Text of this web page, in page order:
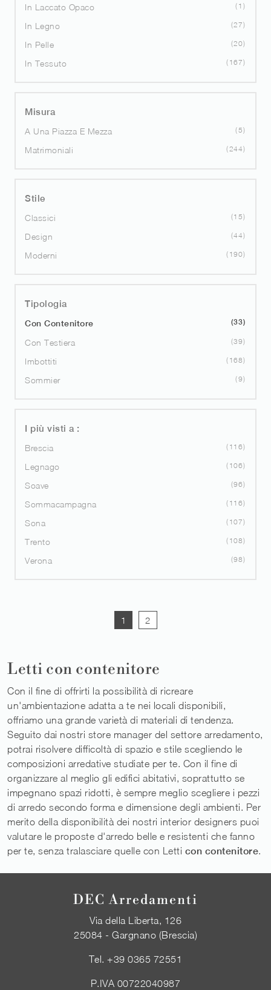
In Laccato Opaco 1
In Legno 27
In Pelle 20
In Tessuto 167
Misura
A Una Piazza E Mezza
5
Matrimoniali 244
Stile
Classici
15
Design 44
Moderni 190
Tipologia
Con Contenitore 33
Con Testiera 39
Imbottiti 168
Sommier 9
I più visti a :
Brescia
116
Legnago 106
Soave 96
Sommacampagna 116
Sona 107
Trento 108
Verona 98
1 2
Letti con contenitore
Con il fine di offrirti la possibilità di ricreare
un'ambientazione adatta a te nei locali disponibili,
offriamo una grande varietà di materiali di tendenza.
Seguito dai nostri store manager del settore arredamento,
potrai risolvere difficoltà di spazio e stile scegliendo le
composizioni arredative studiate per te. Con il fine di
organizzare al meglio gli edifici abitativi, soprattutto se
impegnano spazi ridotti, è sempre meglio scegliere i pezzi
di arredo secondo forma e dimensione degli ambienti. Per
merito della disponibilità dei nostri interior designers puoi
valutare le proposte d'arredo belle e resistenti che fanno
per te, senza tralasciare quelle con Letti con contenitore.
DEC Arredamenti
Via della Liberta, 126
25084 - Gargnano (Brescia)
Tel.+39 0365 72551
P.IVA 00722040987